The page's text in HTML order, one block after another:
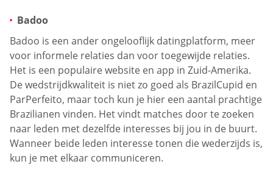
Badoo
Badoo is een ander ongelooflijk datingplatform, meer
voor informele relaties dan voor toegewijde relaties.
Het is een populaire website en app in Zuid-Amerika.
De wedstrijdkwaliteit is niet zo goed als BrazilCupid en
ParPerfeito, maar toch kun je hier een aantal prachtige
Brazilianen vinden. Het vindt matches door te zoeken
naar leden met dezelfde interesses bij jou in de buurt.
Wanneer beide leden interesse tonen die wederzijds is,
kun je met elkaar communiceren.